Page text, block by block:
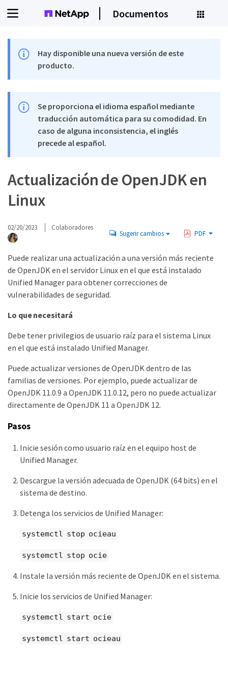
Documentos
Hay disponible una nueva versión de este
producto.
Se proporciona el idioma español mediante
traducción automática para su comodidad. En
caso de alguna inconsistencia, el inglés
precede al español.
Actualización de OpenJDK en
Linux
02/20/2023 Colaboradores
Sugerir cambios PDF
Puede realizar una actualización a una versión más reciente
de OpenJDK en el servidor Linux en el que está instalado
Unified Manager para obtener correcciones de
vulnerabilidades de seguridad.
Lo que necesitará
Debe tener privilegios de usuario raíz para el sistema Linux
en el que está instalado Unified Manager.
Puede actualizar versiones de OpenJDK dentro de las
familias de versiones. Por ejemplo, puede actualizar de
OpenJDK 11.0.9 a OpenJDK 11.0.12, pero no puede actualizar
directamente de OpenJDK 11 a OpenJDK 12.
Pasos
Inicie sesión como usuario raíz en el equipo host de
Unified Manager.
Descargue la versión adecuada de OpenJDK (64 bits) en el
sistema de destino.
Detenga los servicios de Unified Manager:
systemctl stop ocieau
systemctl stop ocie
Instale la versión más reciente de OpenJDK en el sistema.
Inicie los servicios de Unified Manager:
systemctl start ocie
systemctl start ocieau